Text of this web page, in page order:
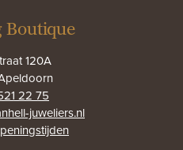
120A
22 75
juweliers.nl